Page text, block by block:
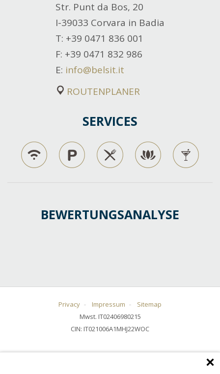
Str. Punt da Bos, 20
I-39033 Corvara in Badia
T: +39 0471 836 001
F: +39 0471 832 986
E: info@belsit.it
ROUTENPLANER
SERVICES
BEWERTUNGSANALYSE
Privacy Impressum
Sitemap
Mwst. IT02406980215
CIN: IT021006A1MHJ22WOC